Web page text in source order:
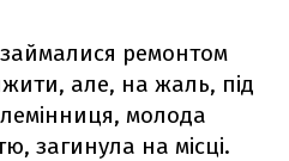
займалися ремонтом
але, на жаль, під
молода
загинула на місці.